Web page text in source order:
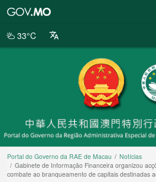
da
33°C
Portal do Governo da RAE de Macau
Notícias
Gabinete de Informação Financeira organizou
combate ao branqueamento de capitais destinadas